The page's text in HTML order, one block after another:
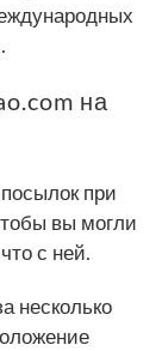
на
при
вы могли
с ней.
несколько